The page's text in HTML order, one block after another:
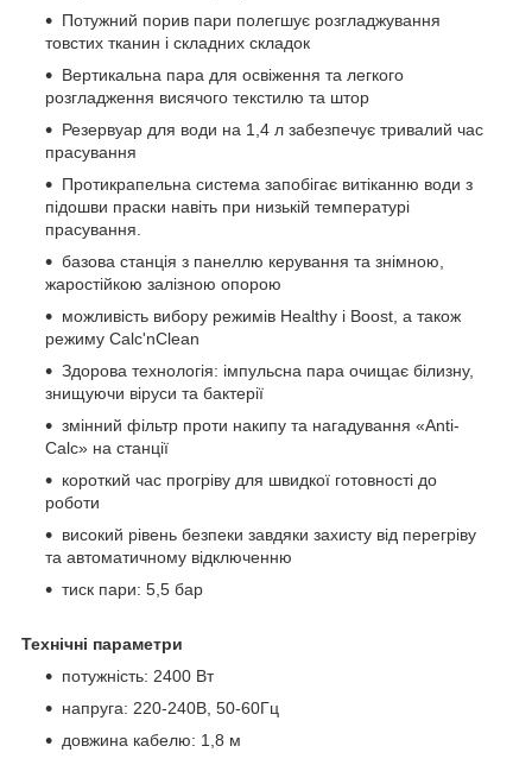
Потужний порив пари полегшує розгладжування
товстих тканин і складних складок
Вертикальна пара для освіження та легкого
розгладження висячого текстилю та штор
Резервуар для води на 1,4 л забезпечує тривалий час
прасування
Протикрапельна система запобігає витіканню води з
підошви праски навіть при низькій температурі
прасування.
базова станція з панеллю керування та знімною,
жаростійкою залізною опорою
можливість вибору режимів Healthy і Boost, а також
режиму Calc'nClean
Здорова технологія: імпульсна пара очищає білизну,
знищуючи віруси та бактерії
змінний фільтр проти накипу та нагадування «Anti-
Calc» на станції
короткий час прогріву для швидкої готовності до
роботи
високий рівень безпеки завдяки захисту від перегріву
та автоматичному відключенню
тиск пари: 5,5 бар
Технічні параметри
потужність: 2400 Вт
напруга: 220-240В, 50-60Гц
довжина кабелю: 1,8 м